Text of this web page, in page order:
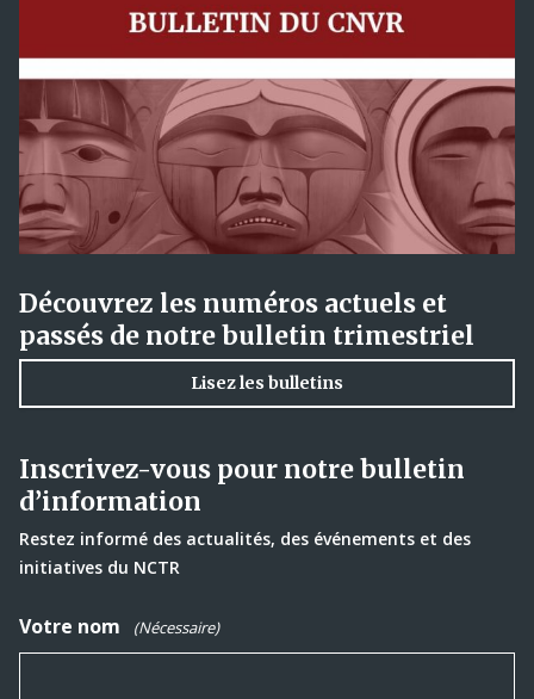
Découvrez les numéros actuels et
passés de notre bulletin trimestriel
Lisez les bulletins
Inscrivez-vous pour notre bulletin
d’information
Restez informé des actualités, des événements et des
initiatives du NCTR
Votre nom (Nécessaire)